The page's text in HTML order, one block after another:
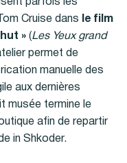
Cruise dans
le film
» (Les Yeux grand
permet de
manuelle des
aux dernières
musée termine le
afin de repartir
in Shkoder.